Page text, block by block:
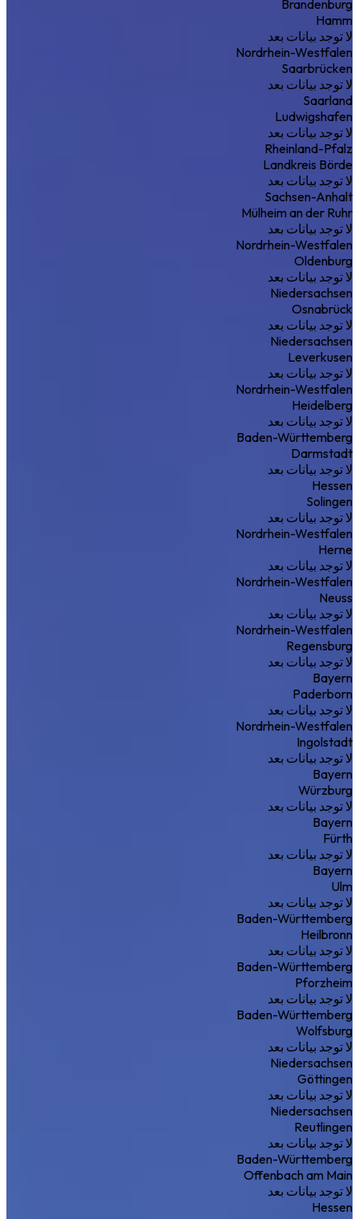
Brandenburg
Hamm
لا توجد بيانات بعد
Nordrhein-Westfalen
Saarbrücken
لا توجد بيانات بعد
Saarland
Ludwigshafen
لا توجد بيانات بعد
Rheinland-Pfalz
Landkreis Börde
لا توجد بيانات بعد
Sachsen-Anhalt
Mülheim an der Ruhr
لا توجد بيانات بعد
Nordrhein-Westfalen
Oldenburg
لا توجد بيانات بعد
Niedersachsen
Osnabrück
لا توجد بيانات بعد
Niedersachsen
Leverkusen
لا توجد بيانات بعد
Nordrhein-Westfalen
Heidelberg
لا توجد بيانات بعد
Baden-Württemberg
Darmstadt
لا توجد بيانات بعد
Hessen
Solingen
لا توجد بيانات بعد
Nordrhein-Westfalen
Herne
لا توجد بيانات بعد
Nordrhein-Westfalen
Neuss
لا توجد بيانات بعد
Nordrhein-Westfalen
Regensburg
لا توجد بيانات بعد
Bayern
Paderborn
لا توجد بيانات بعد
Nordrhein-Westfalen
Ingolstadt
لا توجد بيانات بعد
Bayern
Würzburg
لا توجد بيانات بعد
Bayern
Fürth
لا توجد بيانات بعد
Bayern
Ulm
لا توجد بيانات بعد
Baden-Württemberg
Heilbronn
لا توجد بيانات بعد
Baden-Württemberg
Pforzheim
لا توجد بيانات بعد
Baden-Württemberg
Wolfsburg
لا توجد بيانات بعد
Niedersachsen
Göttingen
لا توجد بيانات بعد
Niedersachsen
Reutlingen
لا توجد بيانات بعد
Baden-Württemberg
Offenbach am Main
لا توجد بيانات بعد
Hessen